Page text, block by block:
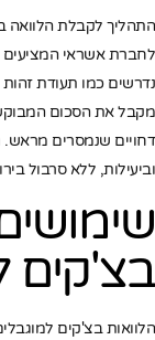
התהליך לקבלת הלוואה
לחברת אשראי
נדרשים כמו תעודת
מקבל את הסכום
דחויים שנמסרים
וביעילות, ללא סרבול
בצ'קים
הלוואות בצ'קים